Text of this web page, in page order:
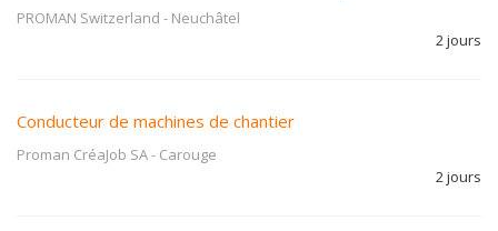
PROMAN Switzerland - Neuchâtel
2 jours
Conducteur de machines de chantier
Proman CréaJob SA- Carouge
2 jours